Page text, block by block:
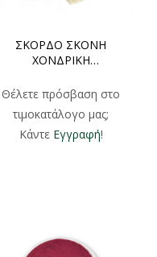
ΣΚΟΡΔΟ ΣΚΟΝΗ
ΧΟΝΔΡΙΚΗ
Θέλετε πρόσβαση στο
τιμοκατάλογο μας;
Κάντε Εγγραφή!